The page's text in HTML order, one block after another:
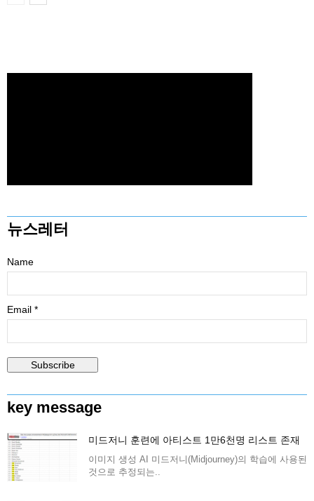
뉴스레터
Name
Email *
key message
미드저니 훈련에 아티스트 1만6천명 리스트 존재
이미지 생성 AI 미드저니(Midjourney)의 학습에 사용된
것으로 추정되는..